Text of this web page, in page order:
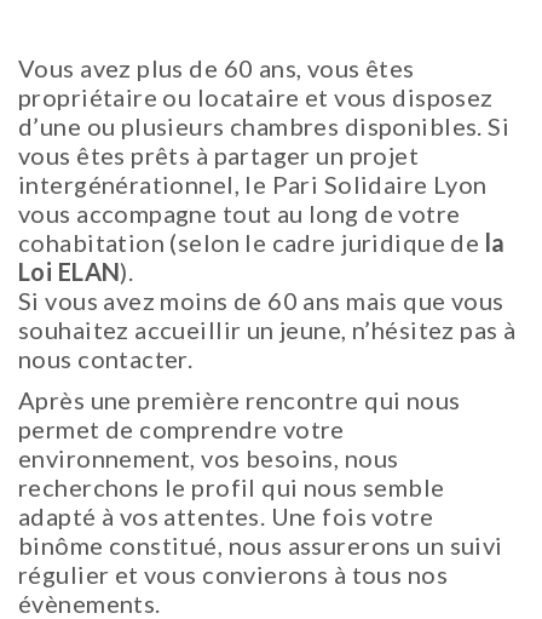
Vous avez plus de 60 ans, vous êtes
propriétaire ou locataire et vous disposez
d’une ou plusieurs chambres disponibles. Si
vous êtes prêts à partager un projet
intergénérationnel, le Pari Solidaire Lyon
vous accompagne tout au long de votre
cohabitation (selon le cadre juridique de la
Loi ELAN).
Si vous avez moins de 60 ans mais que vous
souhaitez accueillir un jeune, n’hésitez pas à
nous contacter.
Après une première rencontre qui nous
permet de comprendre votre
environnement, vos besoins, nous
recherchons le profil qui nous semble
adapté à vos attentes. Une fois votre
binôme constitué, nous assurerons un suivi
régulier et vous convierons à tous nos
évènements.